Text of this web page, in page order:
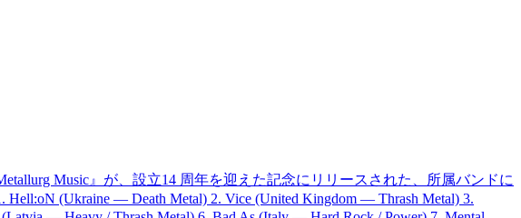
Music』が、設立14 周年を迎えた記念にリリースされた、所属バンドに
(Ukraine — Death Metal) 2. Vice (United Kingdom — Thrash Metal) 3.